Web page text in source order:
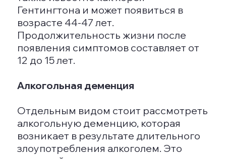
индивидуальные особенности, а
также качество ухода и поддержки.
Если заболевание прогрессирует
медленно и пациент получает
необходимую своевременную
помощь и терапию, он может прожить
еще 15-20 лет. Однако для людей
оптимистичных прогнозов
продолжительность жизни вряд ли
случаев, при средней степени
расстройства, ожидаемая
продолжительность жизни
составляет около 12-15 лет, но в
некоторых ситуациях этот срок может
сократиться до 5 лет.